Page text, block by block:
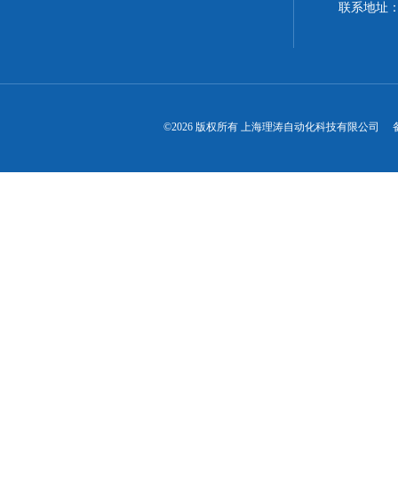
联系地址
©2026 版权所有 上海理涛自动化科技有限公司